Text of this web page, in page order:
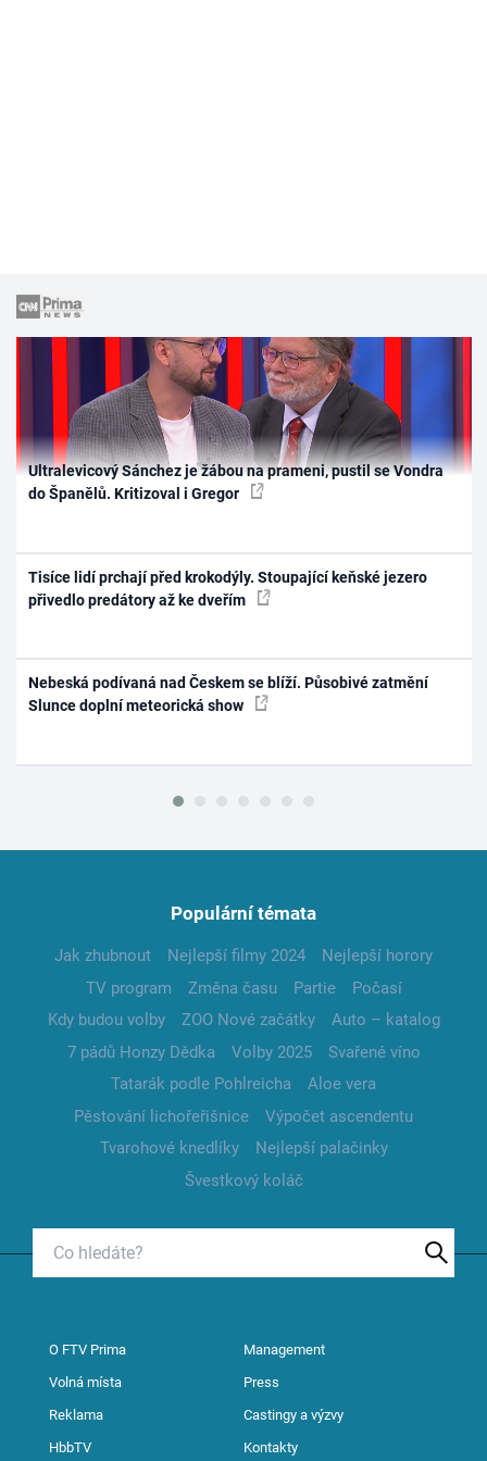
Ultralevicový Sánchez je žábou na prameni, pustil se Vondra
do Španělů. Kritizoval i Gregor
Tisíce lidí prchají před krokodýly. Stoupající keňské jezero
přivedlo predátory až ke dveřím
Nebeská podívaná nad Českem se blíží. Působivé zatmění
Slunce doplní meteorická show
Populární témata
Jak zhubnout Nejlepší filmy 2024
Nejlepší horory
TV program
Změna času Partie
Počasí
Kdy budou volby
ZOO Nové začátky
Auto – katalog
7 pádů Honzy Dědka
Volby 2025
Svařené víno
Tatarák podle Pohlreicha
Aloe vera
Pěstování lichořeřišnice
Výpočet ascendentu
Tvarohové knedlíky
Nejlepší palačinky
Švestkový koláč
O FTV Prima Management
Volná místa Press
Reklama Castingy a výzvy
HbbTV Kontakty